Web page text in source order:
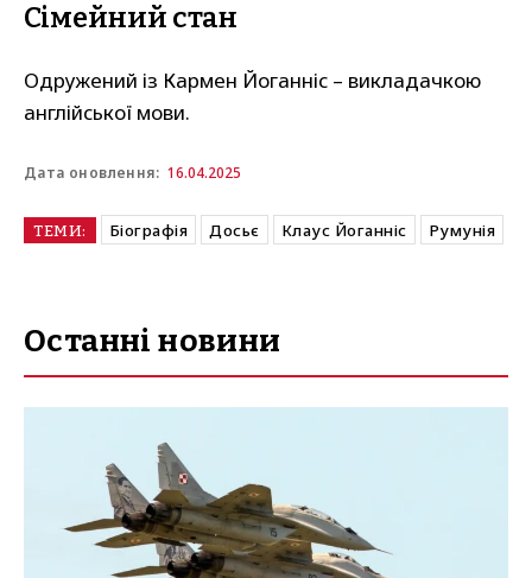
Сімейний стан
Одружений із Кармен Йоганніс – викладачкою
англійської мови.
Дата оновлення: 16.04.2025
ТЕМИ: Біографія Досьє Клаус Йоганніс Румунія
Останні новини